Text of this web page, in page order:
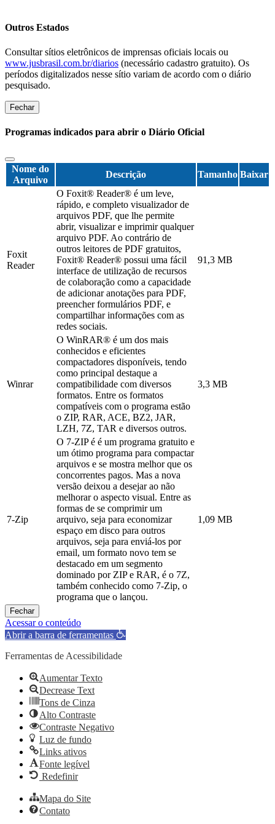
Outros Estados
Consultar sítios eletrônicos de imprensas oficiais locais ou
www.jusbrasil.com.br/diarios (necessário cadastro gratuito). Os
períodos digitalizados nesse sítio variam de acordo com o diário
pesquisado.
Fechar
Programas indicados para abrir o Diário Oficial
Nome do
Arquivo
Descrição Tamanho Baixar
Foxit
Reader
O Foxit® Reader® é um leve,
rápido, e completo visualizador de
arquivos PDF, que lhe permite
abrir, visualizar e imprimir qualquer
arquivo PDF. Ao contrário de
outros leitores de PDF gratuitos,
Foxit® Reader® possui uma fácil
interface de utilização de recursos
de colaboração como a capacidade
de adicionar anotações para PDF,
preencher formulários PDF, e
compartilhar informações com as
redes sociais.
91,3 MB
Winrar
O WinRAR® é um dos mais
conhecidos e eficientes
compactadores disponíveis, tendo
como principal destaque a
compatibilidade com diversos
formatos. Entre os formatos
compatíveis com o programa estão
o ZIP, RAR, ACE, BZ2, JAR,
LZH, 7Z, TAR e diversos outros.
3,3 MB
7-Zip
O 7-ZIP é é um programa gratuito e
um ótimo programa para compactar
arquivos e se mostra melhor que os
concorrentes pagos. Mas a nova
versão deixou a desejar ao não
melhorar o aspecto visual. Entre as
formas de se comprimir um
arquivo, seja para economizar
espaço em disco para outros
arquivos, seja para enviá-los por
email, um formato novo tem se
destacado em um segmento
dominado por ZIP e RAR, é o 7Z,
também conhecido como 7-Zip, o
programa que o lançou.
1,09 MB
Fechar
Acessar o conteúdo
Abrir a barra de ferramentas
Ferramentas de Acessibilidade
Aumentar Texto
Decrease Text
Tons de Cinza
Alto Contraste
Contraste Negativo
Luz de fundo
Links ativos
Fonte legível
Redefinir
Mapa do Site
Contato